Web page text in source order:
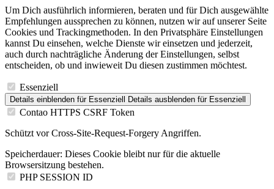
Um Dich ausführlich informieren, beraten und für Dich ausgewählte
Empfehlungen aussprechen zu können, nutzen wir auf unserer Seite
Cookies und Trackingmethoden. In den Privatsphäre Einstellungen
kannst Du einsehen, welche Dienste wir einsetzen und jederzeit,
auch durch nachträgliche Änderung der Einstellungen, selbst
entscheiden, ob und inwieweit Du diesen zustimmen möchtest.
Essenziell
Details einblenden für Essenziell Details ausblenden für Essenziell
Contao HTTPS CSRF Token
Schützt vor Cross-Site-Request-Forgery Angriffen.
Speicherdauer: Dieses Cookie bleibt nur für die aktuelle
Browsersitzung bestehen.
PHP SESSION ID